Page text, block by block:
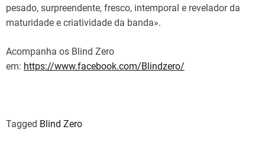
pesado, surpreendente, fresco, intemporal e revelador da
maturidade e criatividade da banda».
Acompanha os Blind Zero
em: https://www.facebook.com/Blindzero/
Tagged Blind Zero